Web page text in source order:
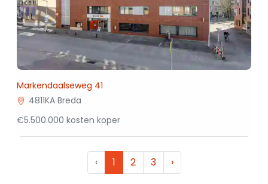
Markendaalseweg 41
4811KA Breda
€5.500.000 kosten koper
‹ 1 2 3 ›